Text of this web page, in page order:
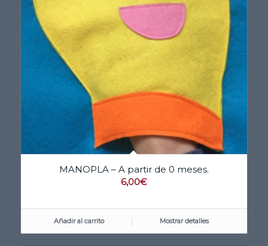
MANOPLA – A partir de 0 meses.
6,00€
Añadir al carrito Mostrar detalles